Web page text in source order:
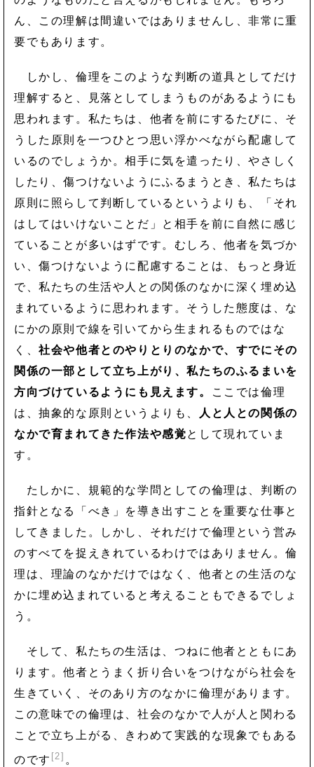
ん、この理解は間違いではありませんし、非常に重
要でもあります。
しかし、倫理をこのような判断の道具としてだけ
理解すると、見落としてしまうものがあるようにも
思われます。私たちは、他者を前にするたびに、そ
うした原則を一つひとつ思い浮かべながら配慮して
いるのでしょうか。相手に気を遣ったり、やさしく
したり、傷つけないようにふるまうとき、私たちは
原則に照らして判断しているというよりも、「それ
はしてはいけないことだ」と相手を前に自然に感じ
ていることが多いはずです。むしろ、他者を気づか
い、傷つけないように配慮することは、もっと身近
で、私たちの生活や人との関係のなかに深く埋め込
まれているように思われます。そうした態度は、な
にかの原則で線を引いてから生まれるものではな
く、社会や他者とのやりとりのなかで、すでにその
関係の一部として立ち上がり、私たちのふるまいを
方向づけているようにも見えます。
ここでは倫理
は、抽象的な原則というよりも、
人と人との関係の
なかで育まれてきた作法や感覚として現れていま
す。
たしかに、規範的な学問としての倫理は、判断の
指針となる「べき」を導き出すことを重要な仕事と
してきました。しかし、それだけで倫理という営み
のすべてを捉えきれているわけではありません。倫
理は、理論のなかだけではなく、他者との生活のな
かに埋め込まれていると考えることもできるでしょ
う。
そして、私たちの生活は、つねに他者とともにあ
ります。他者とうまく折り合いをつけながら社会を
生きていく、そのあり方のなかに倫理があります。
この意味での倫理は、社会のなかで人が人と関わる
ことで立ち上がる、きわめて実践的な現象でもある
のです [2] 。